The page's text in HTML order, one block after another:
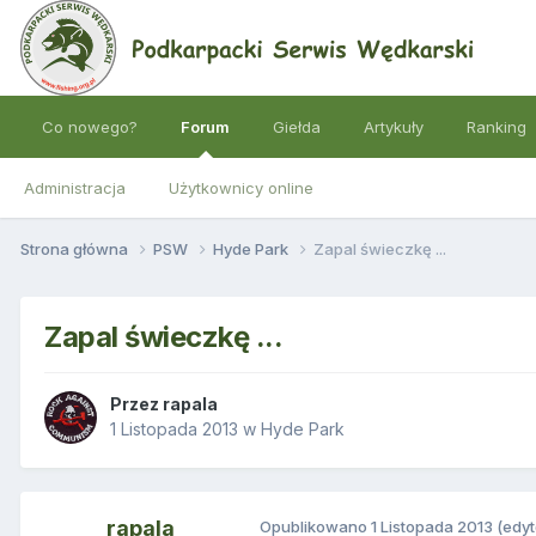
Co nowego? Forum
Administracja Użytkownicy online
Giełda Artykuły Ranking
Strona główna PSW Hyde Park Zapal świeczkę ...
Zapal świeczkę ...
Przez rapala
1 Listopada 2013 w Hyde Park
rapala Opublikowano 1 Listopada 2013